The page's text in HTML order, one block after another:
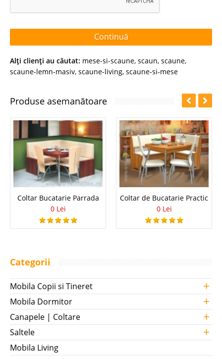
Continuă
Alţi clienţi au căutat: mese-si-scaune, scaun, scaune,
scaune-lemn-masiv, scaune-living, scaune-si-mese
Produse asemanătoare
Coltar Bucatarie Parrada
0 Lei
Coltar de Bucatarie Practic
0 Lei
Categorii
Mobila Copii si Tineret +
Mobila Dormitor +
Canapele | Coltare +
Saltele +
Mobila Living